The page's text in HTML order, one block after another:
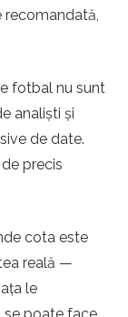
fotbal nu sunt
analiști și
de date.
precis
cota este
reală —
le